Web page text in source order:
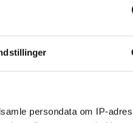
persondata om IP-